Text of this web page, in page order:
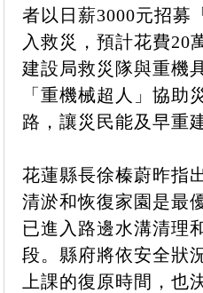
者以日薪3000元招募
入救災，預計花費20
建設局救災隊與重機
「重機械超人」協助
路，讓災民能及早重建
花蓮縣長徐榛蔚昨指
清淤和恢復家園是最
已進入路邊水溝清理
段。縣府將依安全狀
上課的復原時間，也